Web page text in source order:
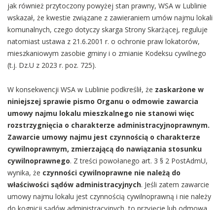
jak również przytoczony powyżej stan prawny, WSA w Lublinie
wskazał, że kwestie związane z zawieraniem umów najmu lokali
komunalnych, czego dotyczy skarga Strony Skarżącej, reguluje
natomiast ustawa z 21.6.2001 r. o ochronie praw lokatorów,
mieszkaniowym zasobie gminy i o zmianie Kodeksu cywilnego
(t.j. Dz.U z 2023 r. poz. 725).
W konsekwencji WSA w Lublinie podkreślił, że zaskarżone w
niniejszej sprawie pismo Organu o odmowie zawarcia
umowy najmu lokalu mieszkalnego nie stanowi więc
rozstrzygnięcia o charakterze administracyjnoprawnym.
Zawarcie umowy najmu jest czynnością o charakterze
cywilnoprawnym, zmierzającą do nawiązania stosunku
cywilnoprawnego. Z treści powołanego art. 3 § 2 PostAdmU,
wynika, że czynności cywilnoprawne nie należą do
właściwości sądów administracyjnych. Jeśli zatem zawarcie
umowy najmu lokalu jest czynnością cywilnoprawną i nie należy
do kognicji sądów administracyjnych, to przyjęcie lub odmowa